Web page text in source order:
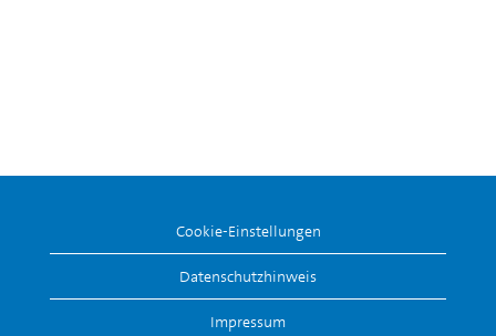
Cookie-Einstellungen
Datenschutzhinweis
Impressum